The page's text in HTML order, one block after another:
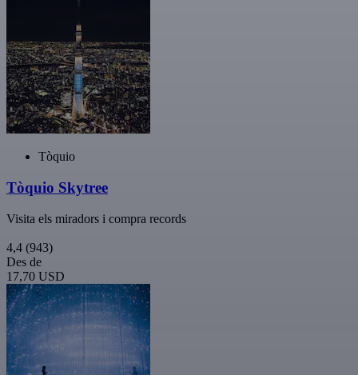
Tòquio
Tòquio Skytree
Visita els miradors i compra records
4,4 (943)
Des de
17,70 USD